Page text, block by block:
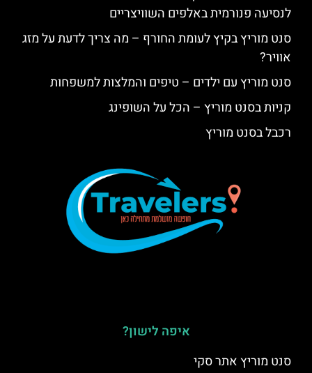
לנסיעה פנורמית באלפים השוויצריים
סנט מוריץ בקיץ לעומת החורף – מה צריך לדעת על מזג
אוויר?
סנט מוריץ עם ילדים – טיפים והמלצות למשפחות
קניות בסנט מוריץ – הכל על השופינג
רכבל בסנט מוריץ
איפה לישון?
סנט מוריץ אתר סקי